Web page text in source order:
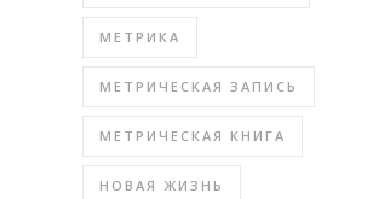
МЕТРИКА
МЕТРИЧЕСКАЯ ЗАПИСЬ
МЕТРИЧЕСКАЯ КНИГА
НОВАЯ ЖИЗНЬ